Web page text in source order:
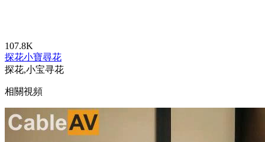
107.8K
探花小寶尋花
探花,小宝寻花
相關視頻